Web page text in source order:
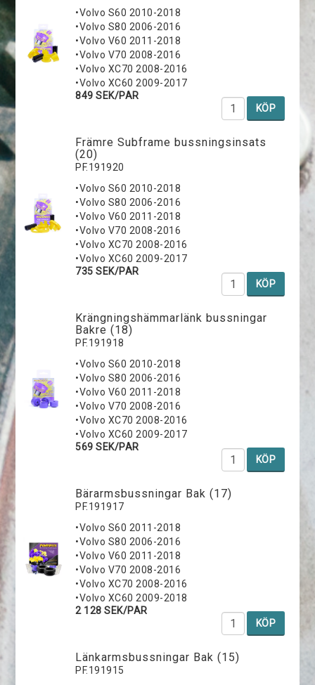
•Volvo S60 2010-2018
•Volvo S80 2006-2016
•Volvo V60 2011-2018
•Volvo V70 2008-2016
•Volvo XC70 2008-2016
•Volvo XC60 2009-2017
849 SEK/PAR
KÖP
Främre Subframe bussningsinsats
(20)
PF.191920
•Volvo S60 2010-2018
•Volvo S80 2006-2016
•Volvo V60 2011-2018
•Volvo V70 2008-2016
•Volvo XC70 2008-2016
•Volvo XC60 2009-2017
735 SEK/PAR
KÖP
Krängningshämmarlänk bussningar
Bakre (18)
PF.191918
•Volvo S60 2010-2018
•Volvo S80 2006-2016
•Volvo V60 2011-2018
•Volvo V70 2008-2016
•Volvo XC70 2008-2016
•Volvo XC60 2009-2017
569 SEK/PAR
KÖP
Bärarmsbussningar Bak (17)
PF.191917
•Volvo S60 2011-2018
•Volvo S80 2006-2016
•Volvo V60 2011-2018
•Volvo V70 2008-2016
•Volvo XC70 2008-2016
•Volvo XC60 2009-2018
2 128 SEK/PAR
KÖP
Länkarmsbussningar Bak (15)
PF.191915